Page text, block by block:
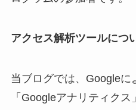
アクセス解析ツールにつ
当ブログでは、Google
「Googleアナリティク